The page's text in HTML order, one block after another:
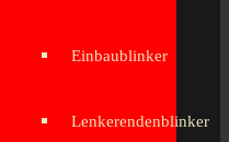
Einbaublinker
Lenkerendenblinker